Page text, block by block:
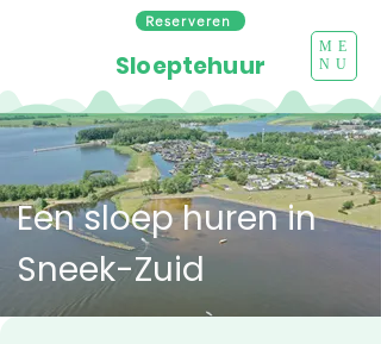
Reserveren
ME
NU
Sloeptehuur
Een sloep huren in
Sneek-Zuid